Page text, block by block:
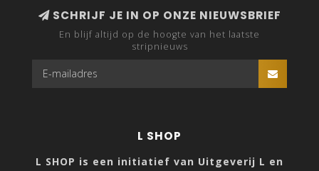
SCHRIJF JE IN OP ONZE NIEUWSBRIEF
En blijf altijd op de hoogte van het laatste
stripnieuws
L SHOP
L SHOP is een initiatief van Uitgeverij L en